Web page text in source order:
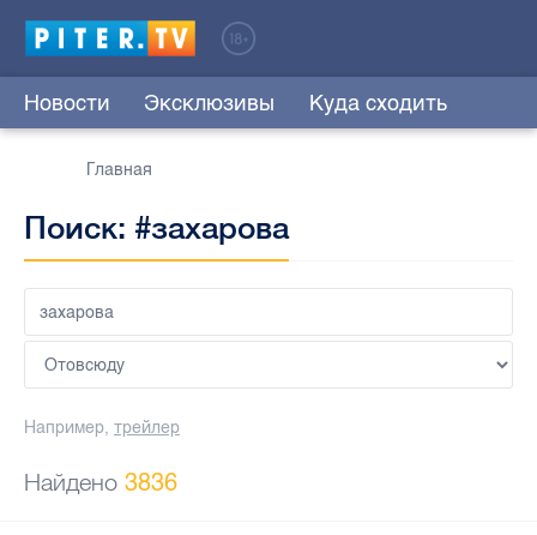
Новости Эксклюзивы Куда сходить
Главная
Поиск: #захарова
Например, трейлер
Найдено 3836